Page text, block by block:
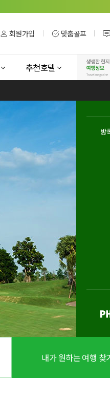
회원가입 맞춤골프
추천호텔
방
내가 원하는 여행 찾